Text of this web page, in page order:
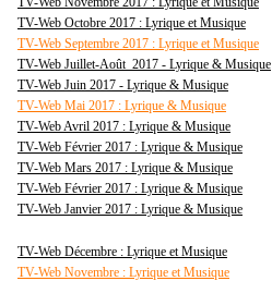
TV-Web Octobre 2017 : Lyrique et Musique
TV-Web Septembre 2017 : Lyrique et Musique
TV-Web Juillet-Août 2017 - Lyrique & Musique
TV-Web Juin 2017 - Lyrique & Musique
TV-Web Mai 2017 : Lyrique & Musique
TV-Web Avril 2017 : Lyrique & Musique
TV-Web Février 2017 : Lyrique & Musique
TV-Web Mars 2017 : Lyrique & Musique
TV-Web Février 2017 : Lyrique & Musique
TV-Web Janvier 2017 : Lyrique & Musique
TV-Web Décembre : Lyrique et Musique
TV-Web Novembre : Lyrique et Musique